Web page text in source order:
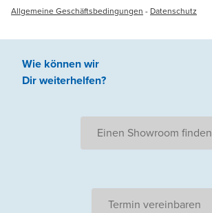
Allgemeine Geschäftsbedingungen - Datenschutz
Wie können wir
Dir weiterhelfen?
Einen Showroom finden
Termin vereinbaren